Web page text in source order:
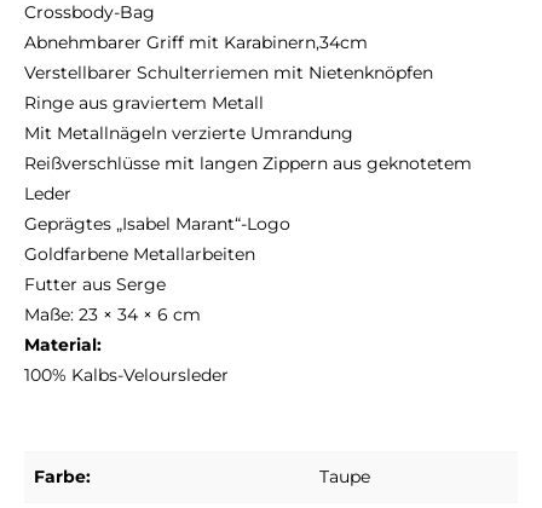
Crossbody-Bag
Abnehmbarer Griff mit Karabinern,34cm
Verstellbarer Schulterriemen mit Nietenknöpfen
Ringe aus graviertem Metall
Mit Metallnägeln verzierte Umrandung
Reißverschlüsse mit langen Zippern aus geknotetem
Leder
Geprägtes „Isabel Marant“-Logo
Goldfarbene Metallarbeiten
Futter aus Serge
Maße: 23 × 34 × 6 cm
Material:
100% Kalbs-Veloursleder
Farbe: Taupe